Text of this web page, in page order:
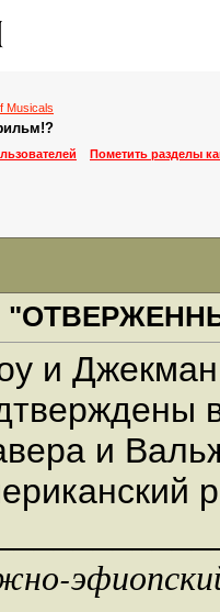
Musicals
Пометить разделы
и
и
эфиопский